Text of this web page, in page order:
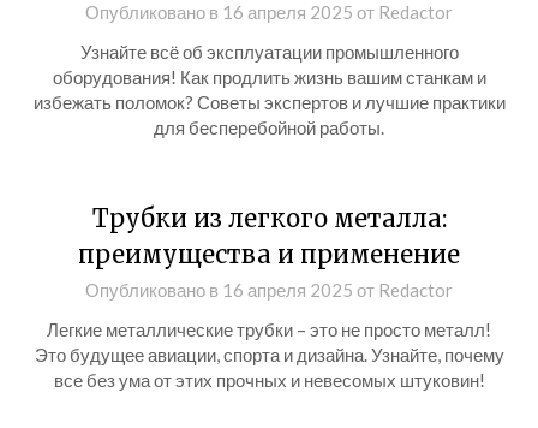
Опубликовано в 16 апреля 2025 от Redactor
Узнайте всё об эксплуатации промышленного
оборудования! Как продлить жизнь вашим станкам и
избежать поломок? Советы экспертов и лучшие практики
для бесперебойной работы.
Трубки из легкого металла:
преимущества и применение
Опубликовано в 16 апреля 2025 от Redactor
Легкие металлические трубки – это не просто металл!
Это будущее авиации, спорта и дизайна. Узнайте, почему
все без ума от этих прочных и невесомых штуковин!